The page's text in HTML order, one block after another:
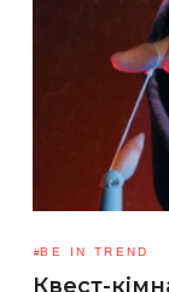
BE IN TREND
Квест-